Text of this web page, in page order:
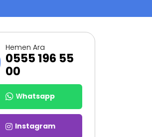
Hemen Ara
0555 196 55
00
Whatsapp
Instagram